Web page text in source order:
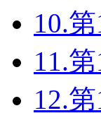
10.
11.
12.